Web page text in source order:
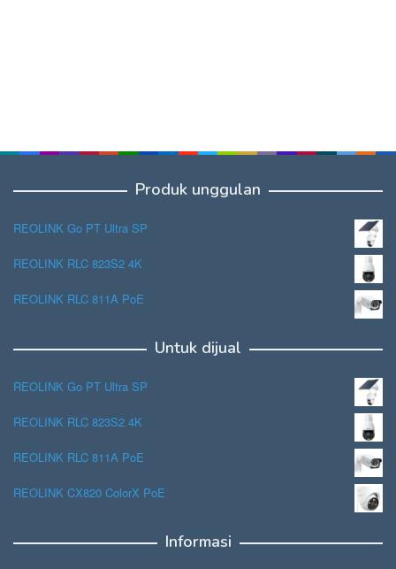
Produk unggulan
REOLINK Go PT Ultra SP
REOLINK RLC 823S2 4K
REOLINK RLC 811A PoE
Untuk dijual
REOLINK Go PT Ultra SP
REOLINK RLC 823S2 4K
REOLINK RLC 811A PoE
REOLINK CX820 ColorX PoE
Informasi